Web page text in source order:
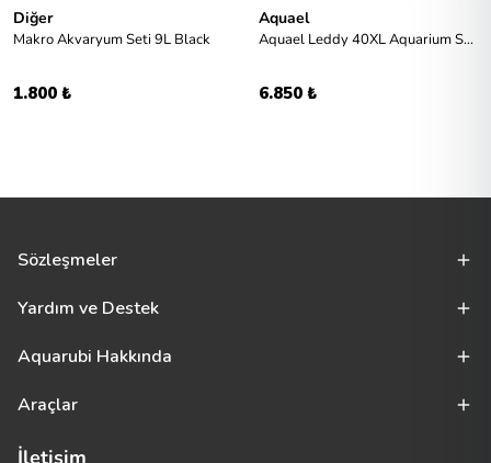
Diğer
Makro Akvaryum Seti 9L Black
1.800 ₺
Aquael
Aquael Leddy 40XL Aquarium Set Day and Night
6.850 ₺
Sözleşmeler
Yardım ve Destek
Aquarubi Hakkında
Araçlar
İletişim